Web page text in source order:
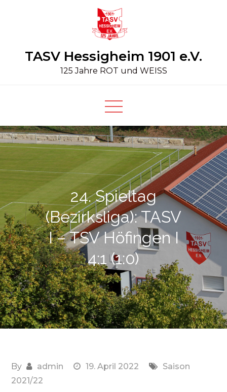
TASV Hessigheim 1901 e.V.
125 Jahre ROT und WEISS
24. Spieltag
(Bezirksliga): TASV
I – TSV Höfingen I
4:1 (1:0)
By admin 19. April 2022
Saison
2021/22